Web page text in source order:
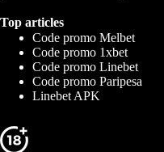
Top articles
Code promo Melbet
Code promo 1xbet
Code promo Linebet
Code promo Paripesa
Linebet APK